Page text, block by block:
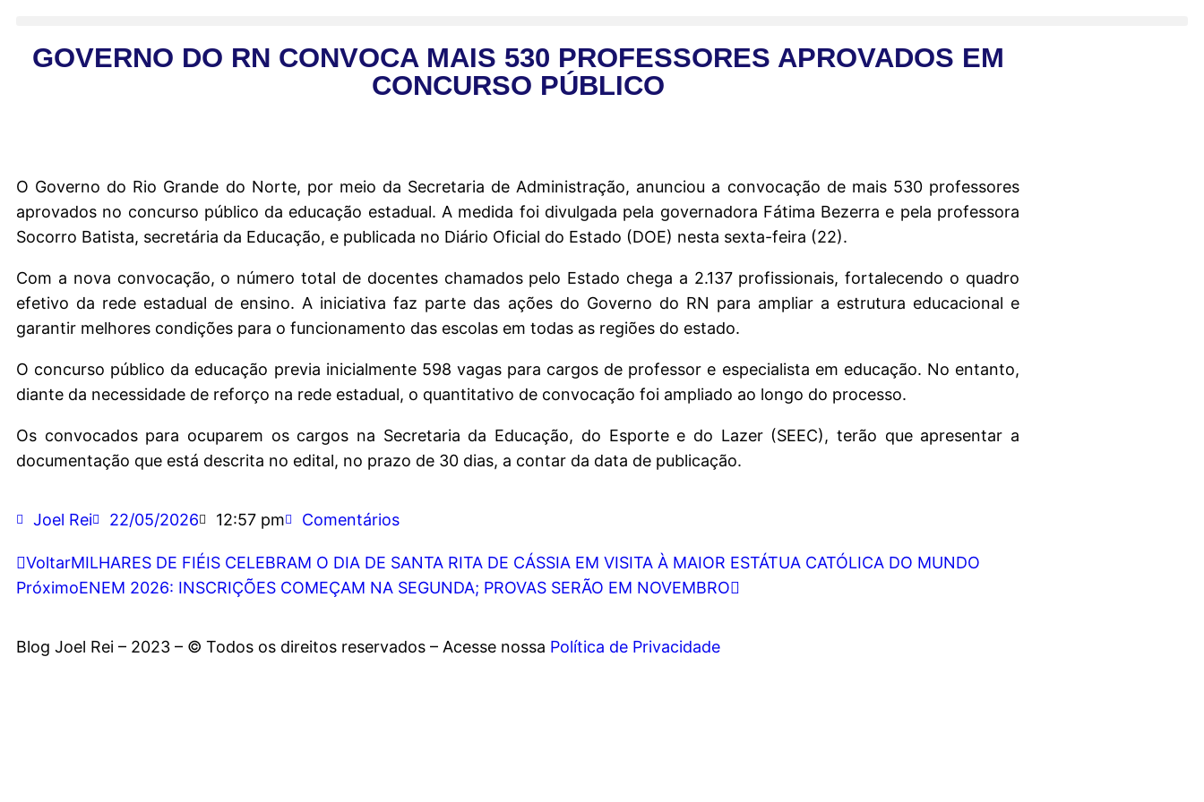
GOVERNO DO RN CONVOCA MAIS 530 PROFESSORES APROVADOS EM
CONCURSO PÚBLICO
O Governo do Rio Grande do Norte, por meio da Secretaria de Administração, anunciou a convocação de mais 530 professores
aprovados no concurso público da educação estadual. A medida foi divulgada pela governadora Fátima Bezerra e pela professora
Socorro Batista, secretária da Educação, e publicada no Diário Oficial do Estado (DOE) nesta sexta-feira (22).
Com a nova convocação, o número total de docentes chamados pelo Estado chega a 2.137 profissionais, fortalecendo o quadro
efetivo da rede estadual de ensino. A iniciativa faz parte das ações do Governo do RN para ampliar a estrutura educacional e
garantir melhores condições para o funcionamento das escolas em todas as regiões do estado.
O concurso público da educação previa inicialmente 598 vagas para cargos de professor e especialista em educação. No entanto,
diante da necessidade de reforço na rede estadual, o quantitativo de convocação foi ampliado ao longo do processo.
Os convocados para ocuparem os cargos na Secretaria da Educação, do Esporte e do Lazer (SEEC), terão que apresentar a
documentação que está descrita no edital, no prazo de 30 dias, a contar da data de publicação.
Joel Rei 22/05/2026 12:57 pm Comentários
VoltarMILHARES DE FIÉIS CELEBRAM O DIA DE SANTA RITA DE CÁSSIA EM VISITA À MAIOR ESTÁTUA CATÓLICA DO MUNDO
PróximoENEM 2026: INSCRIÇÕES COMEÇAM NA SEGUNDA; PROVAS SERÃO EM NOVEMBRO
Blog Joel Rei – 2023 – © Todos os direitos reservados – Acesse nossa Política de Privacidade